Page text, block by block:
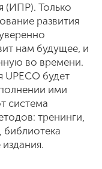
(ИПР). Только
развития
нам будущее, и
во времени.
будет
ими
система
тренинги,
библиотека